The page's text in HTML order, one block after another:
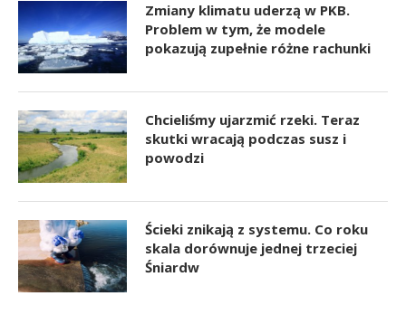
Zmiany klimatu uderzą w PKB.
Problem w tym, że modele
pokazują zupełnie różne rachunki
Chcieliśmy ujarzmić rzeki. Teraz
skutki wracają podczas susz i
powodzi
Ścieki znikają z systemu. Co roku
skala dorównuje jednej trzeciej
Śniardw